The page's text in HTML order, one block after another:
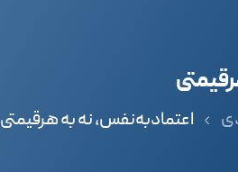
اعتمادبه‌نفس، نه به هرقیمتی